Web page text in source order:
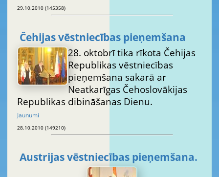
29.10.2010 (145358)
Čehijas vēstniecības pieņemšana
28. oktobrī tika rīkota Čehijas
Republikas vēstniecības
pieņemšana sakarā ar
Neatkarīgas Čehoslovākijas
Republikas dibināšanas Dienu.
Jaunumi
28.10.2010 (149210)
Austrijas vēstniecības pieņemšana.